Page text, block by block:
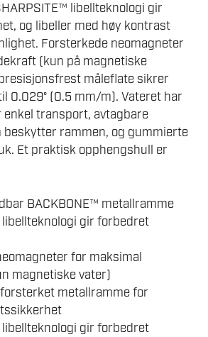
libellteknologi gir
og libeller med høy kontrast
Forsterkede neomagneter
(kun på magnetiske
måleflate sikrer
0.029° (0.5 mm/m). Vateret har
transport, avtagbare
beskytter rammen, og gummierte
Et praktisk opphengshull er
BACKBONE™ metallramme
libellteknologi gir forbedret
for maksimal
magnetiske vater)
forsterket metallramme for
libellteknologi gir forbedret